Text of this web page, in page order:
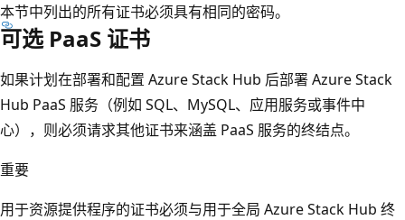
本节中列出的所有证书必须具有相同的密码。
可选 PaaS 证书
如果计划在部署和配置 Azure Stack Hub 后部署 Azure Stack
Hub PaaS 服务（例如 SQL、MySQL、应用服务或事件中
心），则必须请求其他证书来涵盖 PaaS 服务的终结点。
重要
用于资源提供程序的证书必须与用于全局 Azure Stack Hub 终